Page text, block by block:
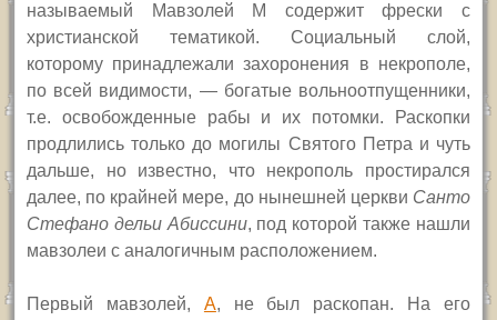
называемый Мавзолей
M содержит фрески с
христианской тематикой. Социальный слой,
которому принадлежали захоронения в некрополе,
по всей видимости, — богатые вольноотпущенники,
т.е. освобожденные рабы и их потомки. Раскопки
продлились только до могилы Святого Петра и чуть
дальше, но известно, что некрополь простирался
далее, по крайней мере, до нынешней церкви Санто
Стефано дельи Абиссини, под которой также нашли
мавзолеи с аналогичным расположением.
Первый мавзолей, A, не был раскопан. На его